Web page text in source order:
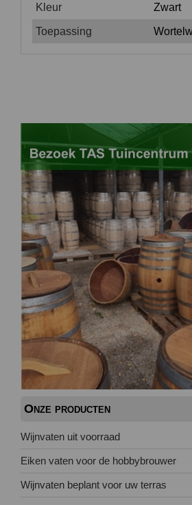
Kleur Zwart
Toepassing
Onze producten
Wijnvaten uit voorraad
Eiken vaten voor de hobbybrouwer
Wijnvaten beplant voor uw terras